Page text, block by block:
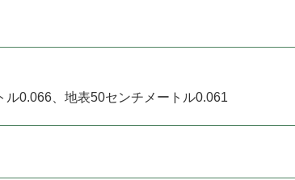
0.066、地表50センチメートル0.061